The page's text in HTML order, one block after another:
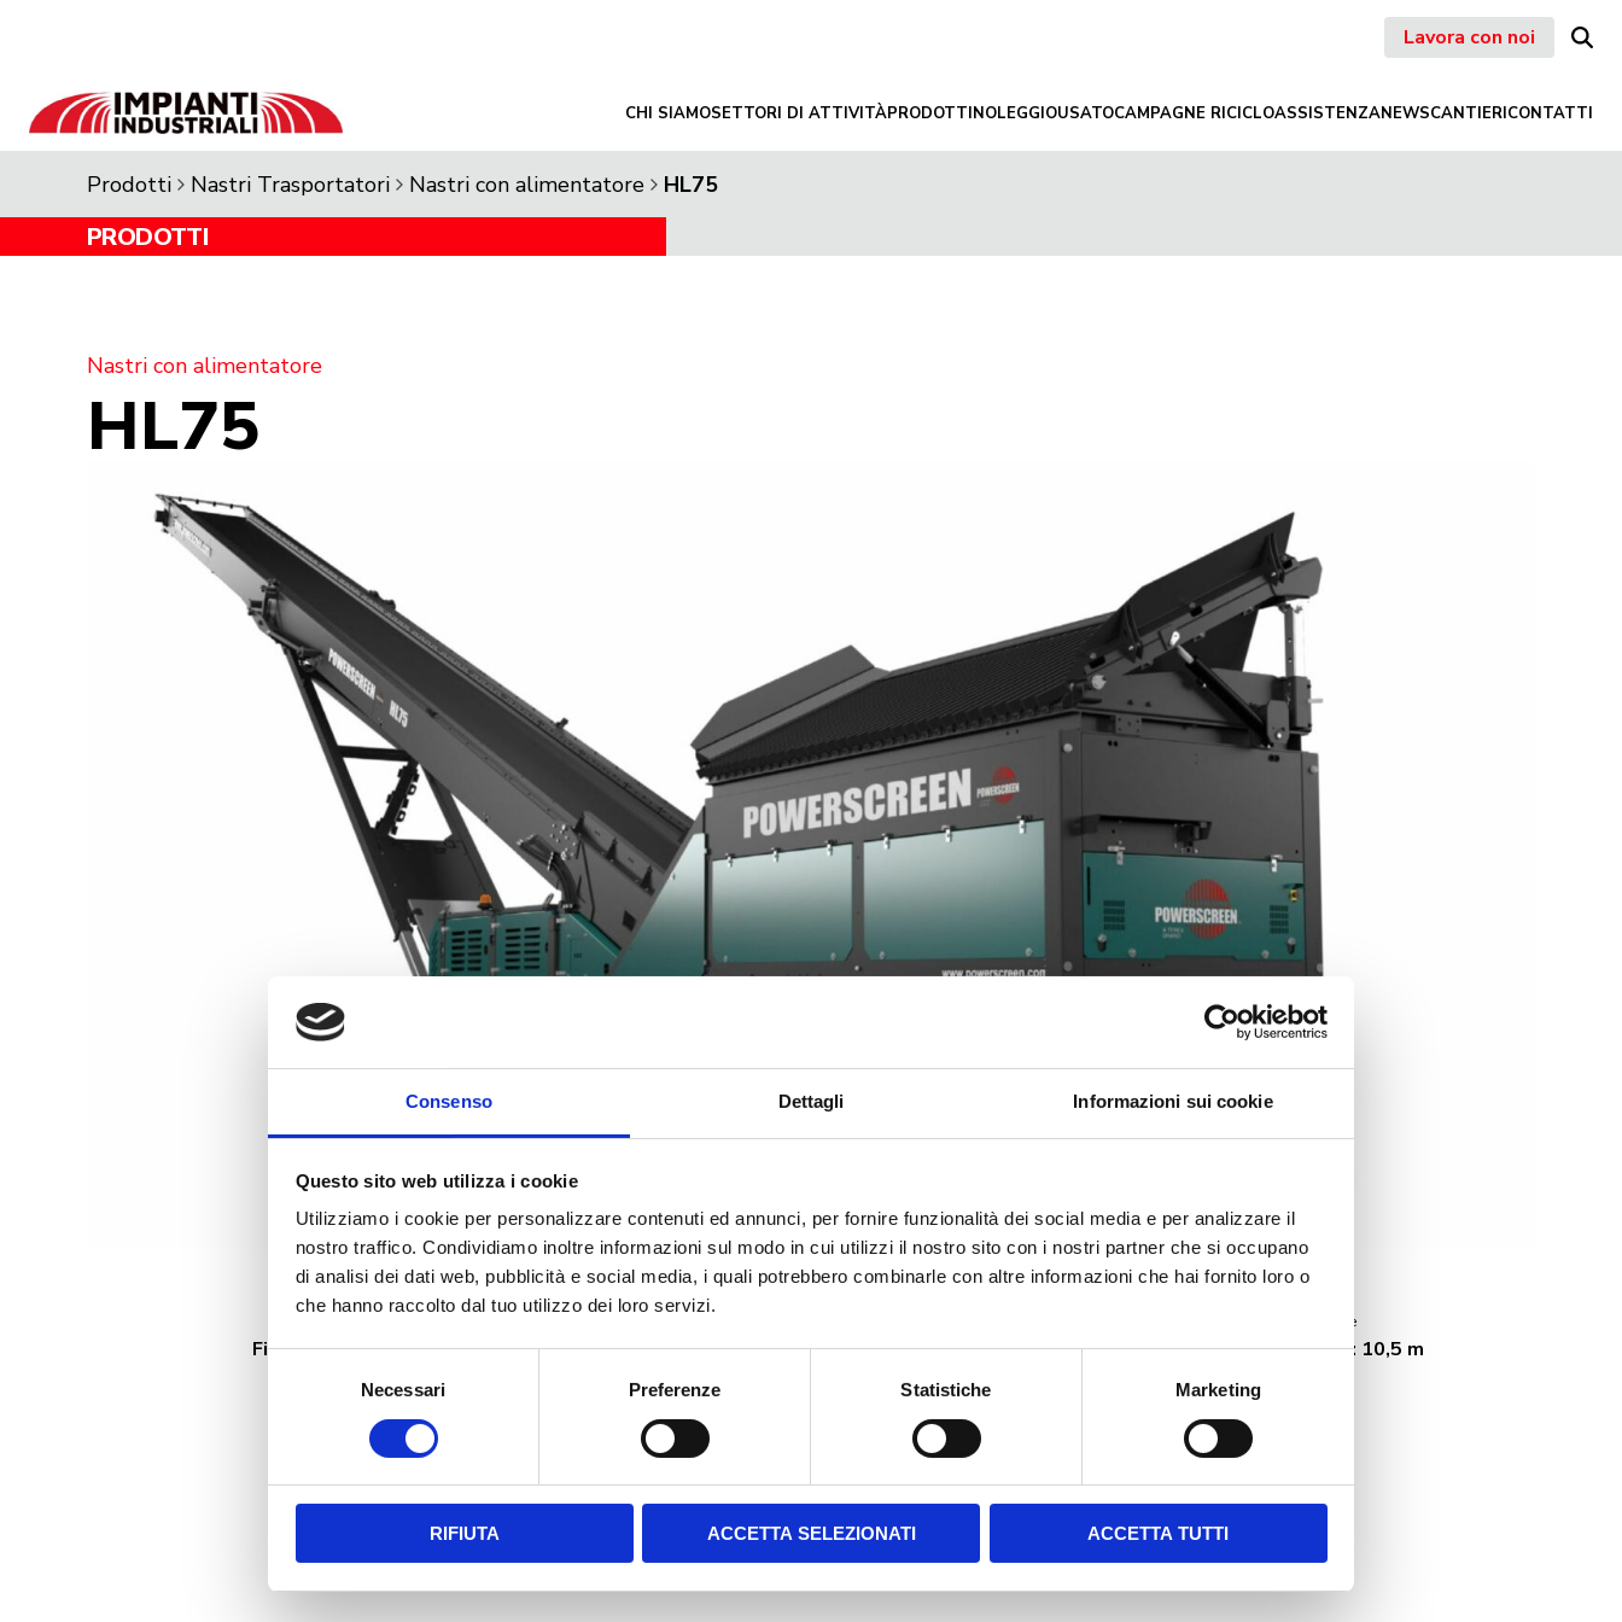
Consenso Dettagli Informazioni sui cookie
Questo sito web utilizza i cookie
Utilizziamo i cookie per personalizzare contenuti ed annunci, per fornire funzionalità dei social media e per analizzare il
nostro traffico. Condividiamo inoltre informazioni sul modo in cui utilizzi il nostro sito con i nostri partner che si occupano
di analisi dei dati web, pubblicità e social media, i quali potrebbero combinarle con altre informazioni che hai fornito loro o
che hanno raccolto dal tuo utilizzo dei loro servizi.
Necessari Preferenze Statistiche Marketing
RIFIUTA ACCETTA SELEZIONATI ACCETTA TUTTI
Lavora con noi
CHI SIAMOSETTORI DI ATTIVITÀPRODOTTINOLEGGIOUSATOCAMPAGNE RICICLOASSISTENZANEWSCANTIERICONTATTI
Prodotti Nastri Trasportatori Nastri con alimentatore HL75
PRODOTTI
Nastri con alimentatore
HL75
Fino a 600 Ton/h 24
Specifiche tecniche
Altezza scarico max: 10,5 m